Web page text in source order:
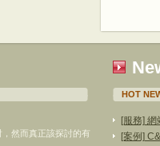
然而真正該探討的有
HOT
[服務]
[案例]